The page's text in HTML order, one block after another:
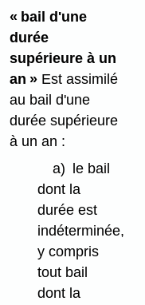
« bail d'une
durée
supérieure à un
an »Est assimilé
au bail d'une
durée supérieure
à un an :
a)
le bail
dont la
durée est
indéterminée,
y compris
tout bail
dont la